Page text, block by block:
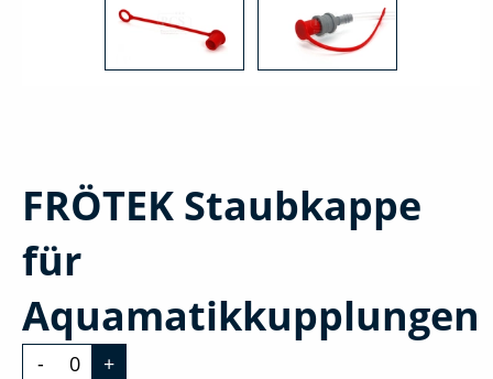
FRÖTEK Staubkappe
für
Aquamatikkupplungen
- +